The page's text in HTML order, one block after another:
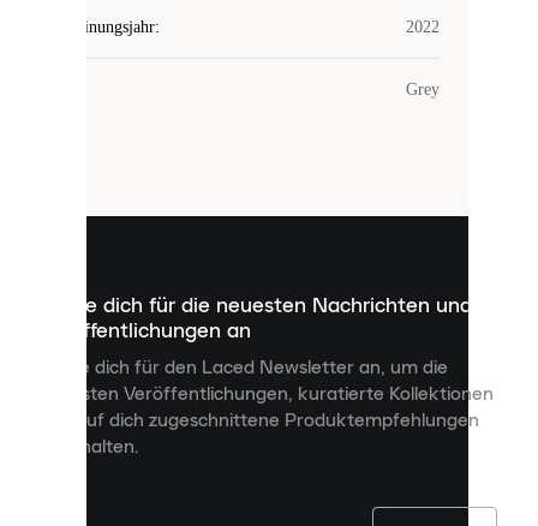
Erscheinungsjahr: 2022
Grey
Melde dich für die neuesten Nachrichten und
Veröffentlichungen an
Melde dich für den Laced Newsletter an, um die
neuesten Veröffentlichungen, kuratierte Kollektionen
und auf dich zugeschnittene Produktempfehlungen
zu erhalten.
COOKIES
kleine
dienen,
Inhalte
anzuzeigen
deine